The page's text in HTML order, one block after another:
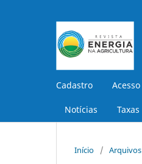
Cadastro Acesso
Notícias Taxas
Início / Arquivos